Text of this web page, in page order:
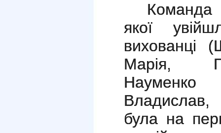
якої
вихованці
Марія,
Науменко
була на